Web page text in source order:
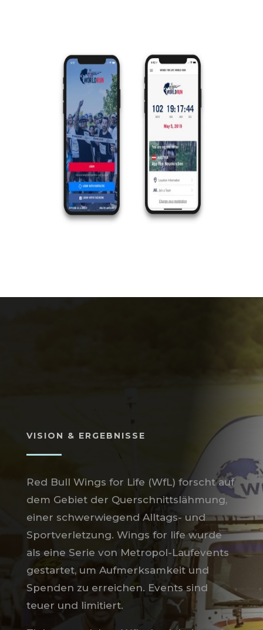
VISION & ERGEBNISSE
Red Bull Wings for Life (WfL) forscht auf
dem Gebiet der Querschnittslähmung,
einer schwerwiegend Alltags- und
Sportverletzung. Wings for life wurde
als eine Serie von Metropol-Laufevents
gestartet, um Aufmerksamkeit und
Spenden zu erreichen. Events sind
teuer und limitiert.